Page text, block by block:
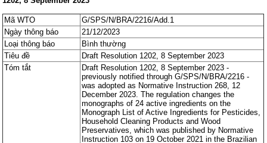
Mã WTO
G/SPS/N/BRA/2216/Add.1
Ngày thông báo
21/12/2023
Loại thông báo
Bình thường
Tiêu đề
Draft Resolution 1202, 8 September 2023
Tóm tắt
Draft Resolution 1202, 8 September 2023 -
previously notified through G/SPS/N/BRA/2216 -
was adopted as Normative Instruction 268, 12
December 2023. The regulation changes the
monographs of 24 active ingredients on the
Monograph List of Active Ingredients for Pesticides,
Household Cleaning Products and Wood
Preservatives, which was published by Normative
Instruction 103 on 19 October 2021 in the Brazilian